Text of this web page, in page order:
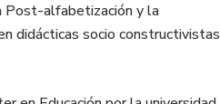
Post-alfabetización y la
didácticas socio constructivistas